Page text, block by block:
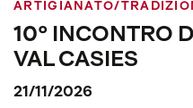
ARTIGIANATO/
10° INCONTRO
VAL CASIES
21/11/2026